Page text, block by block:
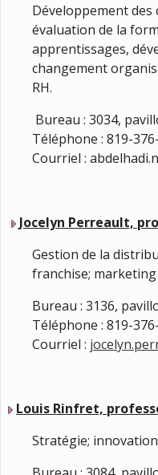
Développement
évaluation de la
apprentissages,
changement
RH.
Bureau : 3034,
Téléphone : 819-
Courriel :
Jocelyn Perreault,
Gestion de la
franchise;
Bureau : 3136,
Téléphone : 819-
Courriel :
Louis Rinfret,
Stratégie;